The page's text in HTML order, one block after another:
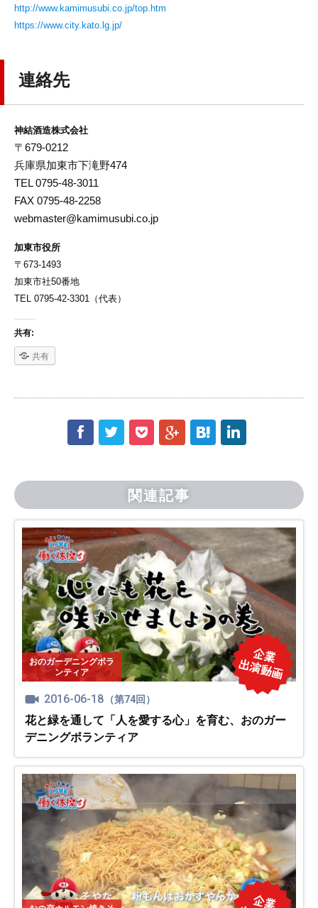
http://www.kamimusubi.co.jp/top.htm
https://www.city.kato.lg.jp/
連絡先
神結酒造株式会社
〒679-0212
兵庫県加東市下滝野474
TEL 0795-48-3011
FAX 0795-48-2258
webmaster@kamimusubi.co.jp
加東市役所
〒673-1493
加東市社50番地
TEL 0795-42-3301（代表）
共有:
共有
f t p g h l
関連記事
おのガーデニングボラ
ンティア
2016-06-18 （第74回）
花と緑を通して「人を愛する心」を育む、おのガー
デニングボランティア